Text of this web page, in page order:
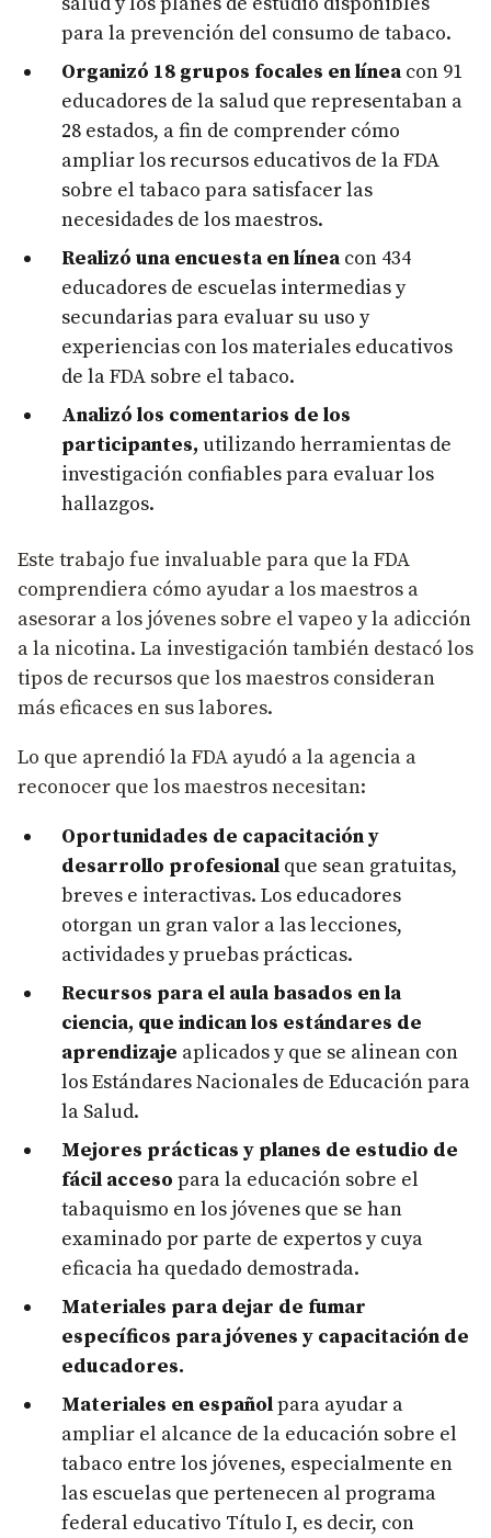
para la prevención del consumo de tabaco.
Organizó 18 grupos focales en línea con 91
educadores de la salud que representaban a
28 estados, a fin de comprender cómo
ampliar los recursos educativos de la FDA
sobre el tabaco para satisfacer las
necesidades de los maestros.
Realizó una encuesta en línea con 434
educadores de escuelas intermedias y
secundarias para evaluar su uso y
experiencias con los materiales educativos
de la FDA sobre el tabaco.
Analizó los comentarios de los
participantes, utilizando herramientas de
investigación confiables para evaluar los
hallazgos.
Este trabajo fue invaluable para que la FDA
comprendiera cómo ayudar a los maestros a
asesorar a los jóvenes sobre el vapeo y la adicción
a la nicotina. La investigación también destacó los
tipos de recursos que los maestros consideran
más eficaces en sus labores.
Lo que aprendió la FDA ayudó a la agencia a
reconocer que los maestros necesitan:
Oportunidades de capacitación y
desarrollo profesional que sean gratuitas,
breves e interactivas. Los educadores
otorgan un gran valor a las lecciones,
actividades y pruebas prácticas.
Recursos para el aula basados en la
ciencia, que indican los estándares de
aprendizaje aplicados y que se alinean con
los Estándares Nacionales de Educación para
la Salud.
Mejores prácticas y planes de estudio de
fácil acceso para la educación sobre el
tabaquismo en los jóvenes que se han
examinado por parte de expertos y cuya
eficacia ha quedado demostrada.
Materiales para dejar de fumar
específicos para jóvenes y capacitación de
educadores.
Materiales en españolpara ayudar a
ampliar el alcance de la educación sobre el
tabaco entre los jóvenes, especialmente en
las escuelas que pertenecen al programa
federal educativo Título I, es decir, con